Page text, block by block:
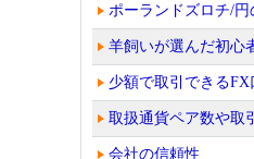
ポーランドズロチ/
羊飼いが選んだ初心
少額で取引できるFX
取扱通貨ペア数や取
会社の信頼性